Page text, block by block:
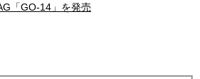
「GO-14」を発売